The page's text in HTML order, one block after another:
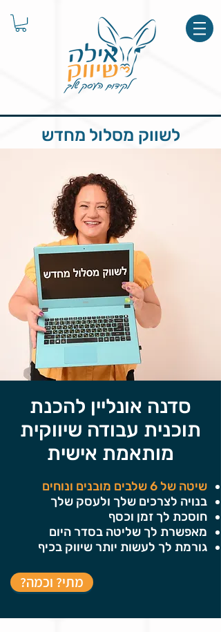
לשווק מסלול מחדש
סדנה אונליין להכנת
תוכנית עבודה שיווקית
מותאמת אישית
שיטה של 6 שלבים מובנים ונוחים
בנויה לצרכים שלך ולעסק שלך
חוסכת לך זמן וכסף
מאפשרת לך שליטה בסדר היום
גורמת לך לעשות יותר שיווק בכיף
?מתי? וכמה